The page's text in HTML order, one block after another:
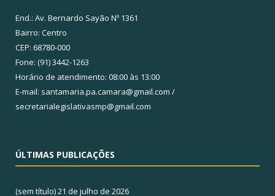
End.: Av. Bernardo Sayão Nº 1361
Bairro: Centro
CEP: 68780-000
Fone: (91) 3442-1263
Horário de atendimento: 08:00 às 13:00
E-mail: santamaria.pa.camara@gmail.com /
secretarialegislativasmp@gmail.com
ÚLTIMAS PUBLICAÇÕES
(sem título)21 de julho de 2026